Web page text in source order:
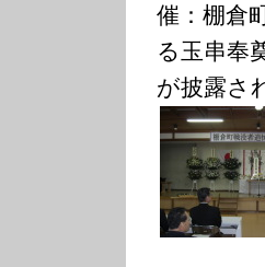
催：棚倉
る玉串奉
が披露さ